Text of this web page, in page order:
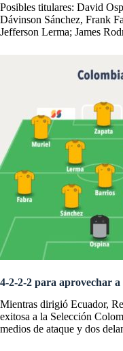
Posibles titulares: David
Dávinson Sánchez, Frank
Jefferson Lerma; James
4-2-2-2 para aprovechar
Mientras dirigió Ecuador,
exitosa a la Selección
medios de ataque y dos